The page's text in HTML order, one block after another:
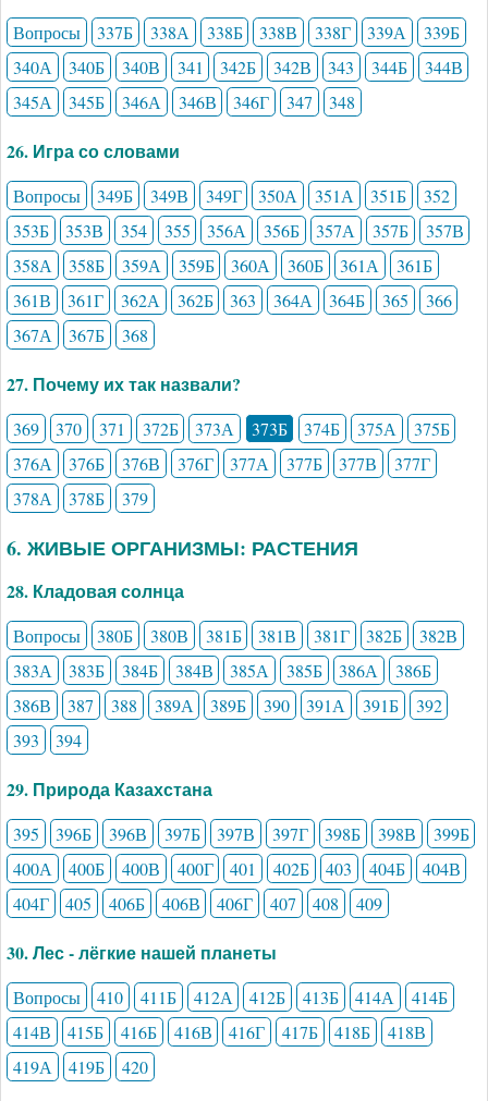
Вопросы 337Б 338А 338Б 338В 338Г 339А
339Б
340А
340Б 340В 341 342Б 342В 343 344Б
344В
345А
345Б 346А 346В 346Г 347 348
26. Игра со словами
Вопросы 349Б 349В 349Г 350А 351А 351Б
352
353Б
353В 354 355 356А 356Б 357А 357Б
357В
358А
358Б 359А 359Б 360А 360Б 361А
361Б
361В
361Г 362А 362Б 363 364А 364Б 365
366
367А
367Б 368
27. Почему их так назвали?
369 370 371 372Б 373А 373Б 374Б 375А
375Б
376А
376Б 376В 376Г 377А 377Б 377В
377Г
378А
378Б 379
6. ЖИВЫЕ ОРГАНИЗМЫ: РАСТЕНИЯ
28. Кладовая солнца
Вопросы 380Б 380В 381Б 381В 381Г 382Б
382В
383А
383Б 384Б 384В 385А 385Б 386А
386Б
386В
387 388 389А 389Б 390 391А 391Б
392
393
394
29. Природа Казахстана
395 396Б 396В 397Б 397В 397Г 398Б 398В
399Б
400А
400Б 400В 400Г 401 402Б 403 404Б
404В
404Г
405 406Б 406В 406Г 407 408 409
30. Лес - лёгкие нашей планеты
Вопросы 410 411Б 412А 412Б 413Б 414А
414Б
414В
415Б 416Б 416В 416Г 417Б 418Б
418В
419А
419Б 420